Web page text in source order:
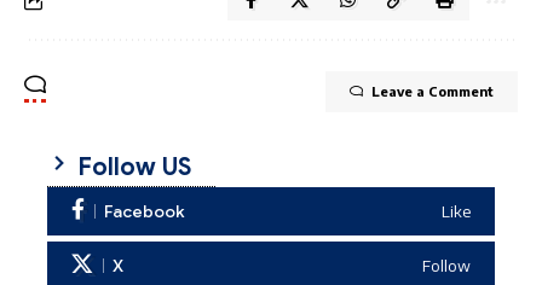
Leave a Comment
Follow US
Facebook Like
X Follow